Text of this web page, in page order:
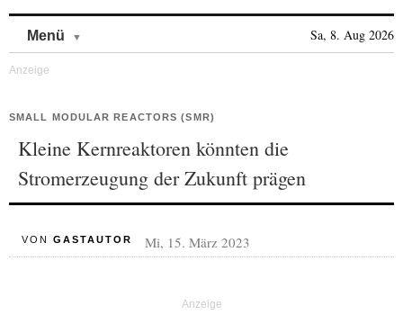
Menü Sa, 8. Aug 2026
SMALL MODULAR REACTORS (SMR)
Kleine Kernreaktoren könnten die
Stromerzeugung der Zukunft prägen
VON GASTAUTOR Mi, 15. März 2023